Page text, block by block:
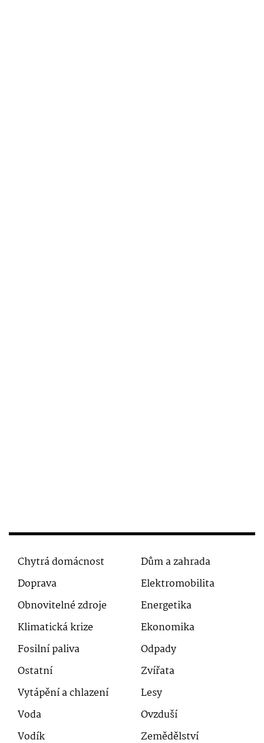
Chytrá domácnost
Dům a zahrada
Doprava
Elektromobilita
Obnovitelné zdroje
Energetika
Klimatická krize
Ekonomika
Fosilní paliva
Odpady
Ostatní
Zvířata
Vytápění a chlazení
Lesy
Voda
Ovzduší
Vodík
Zemědělství